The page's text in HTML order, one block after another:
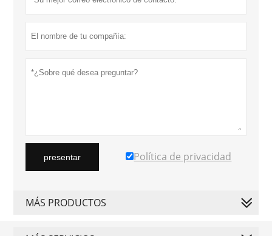
presentar Política de privacidad
MÁS PRODUCTOS